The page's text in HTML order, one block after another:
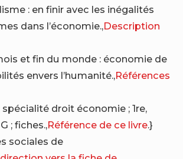
: en finir avec les inégalités
dans l’économie.,Description
et fin du monde : économie de
envers l’humanité.,Références
droit économie ; 1re,
; fiches.,Référence de ce livre.}
sociales de